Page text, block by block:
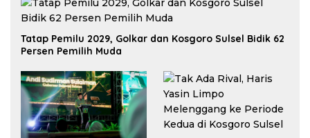
Tatap Pemilu 2029, Golkar dan Kosgoro Sulsel Bidik 62
Persen Pemilih Muda